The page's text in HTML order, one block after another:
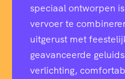
speciaal ontworpen
vervoer te
uitgerust met
geavanceerde
verlichting,